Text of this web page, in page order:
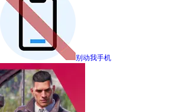
别动我手机